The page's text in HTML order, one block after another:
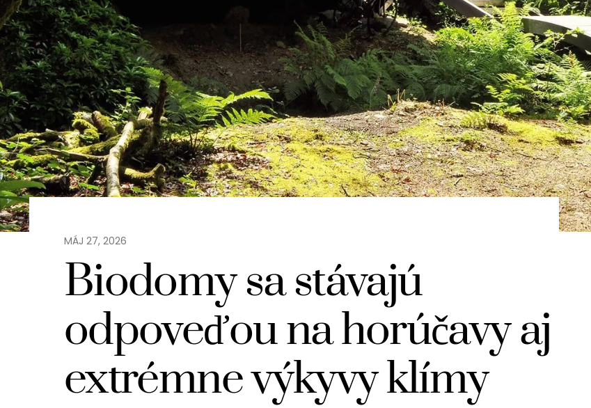
MÁJ 27, 2026
Biodomy sa stávajú
odpoveďou na horúčavy aj
extrémne výkyvy klímy